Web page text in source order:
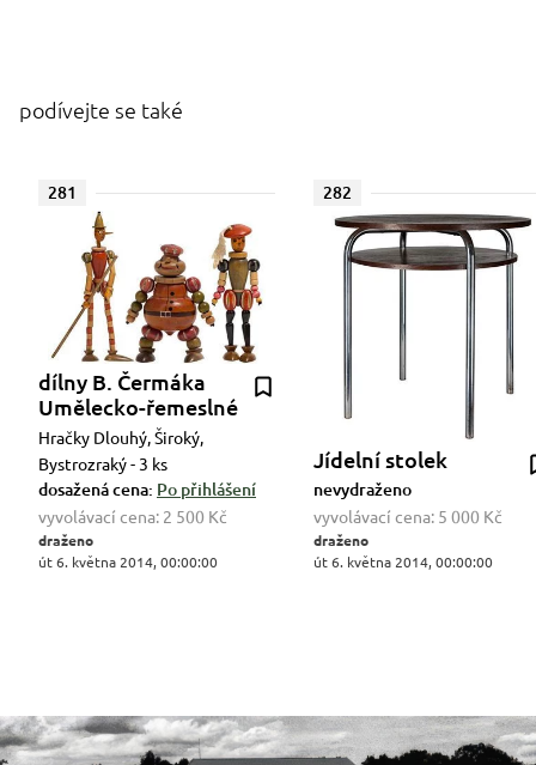
podívejte se také
281
dílny B. Čermáka
Umělecko-řemeslné
Hračky Dlouhý, Široký,
Bystrozraký - 3 ks
dosažená cena: Po přihlášení
vyvolávací cena: 2 500 Kč
draženo
út 6. května 2014, 00:00:00
282
Jídelní stolek
nevydraženo
vyvolávací cena: 5 000 Kč
draženo
út 6. května 2014, 00:00:00